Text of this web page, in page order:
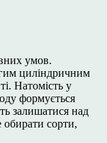
умов.
циліндричним
Натомість у
формується
залишатися над
сорти,